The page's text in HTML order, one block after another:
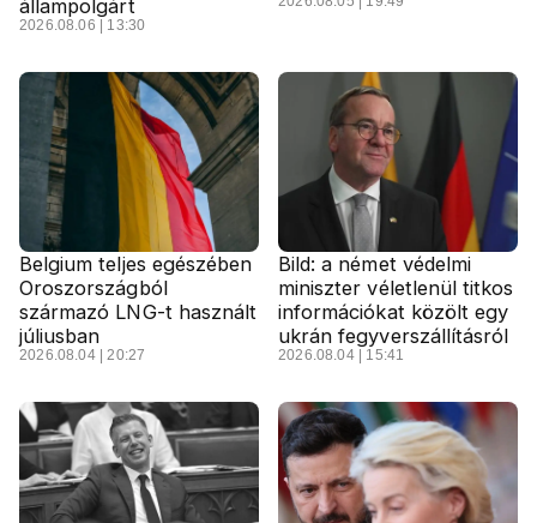
állampolgárt
2026.08.06 | 13:30
Belgium teljes egészében
Oroszországból
származó LNG-t használt
júliusban
2026.08.04 | 20:27
Bild: a német védelmi
miniszter véletlenül titkos
információkat közölt egy
ukrán fegyverszállításról
2026.08.04 | 15:41